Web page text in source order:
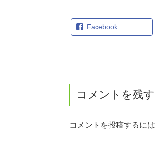
Facebook
コメントを残す
コメントを投稿するには